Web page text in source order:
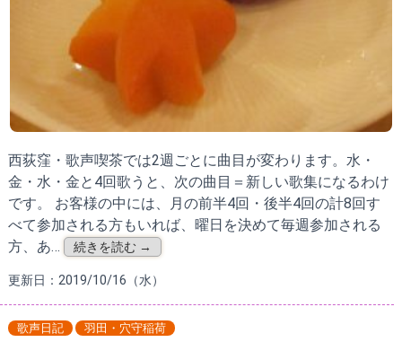
西荻窪・歌声喫茶では2週ごとに曲目が変わります。水・
金・水・金と4回歌うと、次の曲目＝新しい歌集になるわけ
です。 お客様の中には、月の前半4回・後半4回の計8回す
べて参加される方もいれば、曜日を決めて毎週参加される
方、あ…
続きを読む →
更新日：2019/10/16（水）
歌声日記 羽田・穴守稲荷